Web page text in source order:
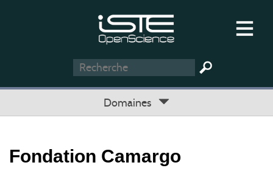
Domaines
Fondation Camargo